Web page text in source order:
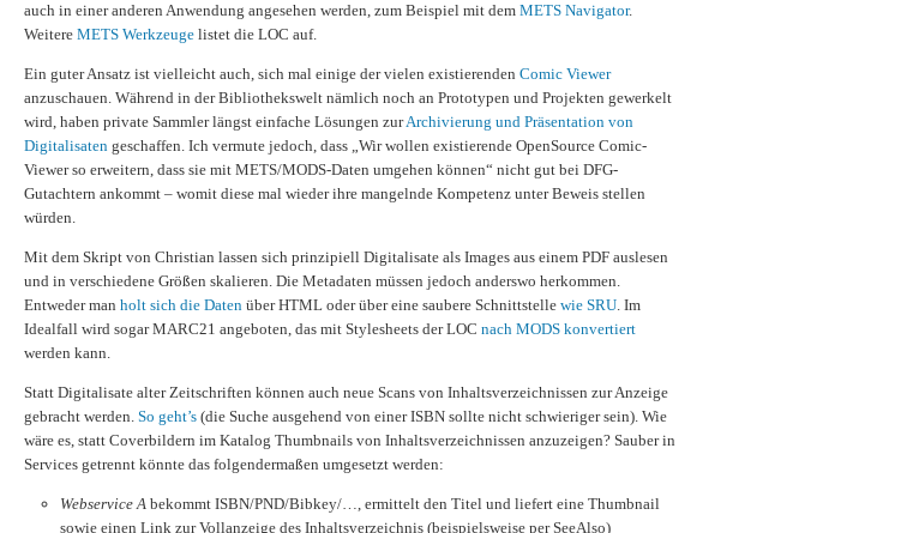
auch in einer anderen Anwendung angesehen werden, zum Beispiel mit dem METS Navigator.
Weitere METS Werkzeuge listet die LOC auf.
Ein guter Ansatz ist vielleicht auch, sich mal einige der vielen existierenden Comic Viewer
anzuschauen. Während in der Bibliothekswelt nämlich noch an Prototypen und Projekten gewerkelt
wird, haben private Sammler längst einfache Lösungen zurArchivierung und Präsentation von
Digitalisaten geschaffen. Ich vermute jedoch, dass „Wir wollen existierende OpenSource Comic-
Viewer so erweitern, dass sie mit METS/MODS-Daten umgehen können“ nicht gut bei DFG-
Gutachtern ankommt – womit diese mal wieder ihre mangelnde Kompetenz unter Beweis stellen
würden.
Mit dem Skript von Christian lassen sich prinzipiell Digitalisate als Images aus einem PDF auslesen
und in verschiedene Größen skalieren. Die Metadaten müssen jedoch anderswo herkommen.
Entweder man holt sich die Daten über HTML oder über eine saubere Schnittstelle wie SRU. Im
Idealfall wird sogar MARC21 angeboten, das mit Stylesheets der LOC nach MODS konvertiert
werden kann.
Statt Digitalisate alter Zeitschriften können auch neue Scans von Inhaltsverzeichnissen zur Anzeige
gebracht werden. So geht’s (die Suche ausgehend von einer ISBN sollte nicht schwieriger sein). Wie
wäre es, statt Coverbildern im Katalog Thumbnails von Inhaltsverzeichnissen anzuzeigen? Sauber in
Services getrennt könnte das folgendermaßen umgesetzt werden:
Webservice A bekommt ISBN/PND/Bibkey/…, ermittelt den Titel und liefert eine Thumbnail
sowie einen Link zur Vollanzeige des Inhaltsverzeichnis (beispielsweise per SeeAlso)